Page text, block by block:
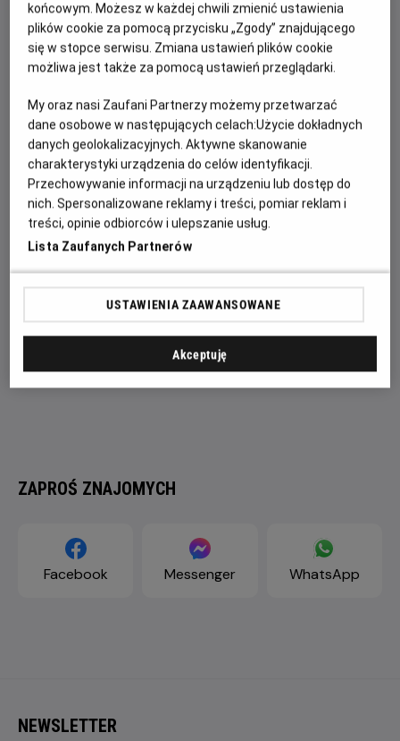
programie randkowym „The Dating Game”. Z braku innych
opcji decyduje się wziąć w nim udział. Jednym z trzech
uczestników programu jest przystojny Rodney Alcala,
którego ujmujący sposób bycia i inteligentne odpowiedzi
bardzo podobają się Cheryl. Dziewczyna jednak nie wie, że
atrakcyjny i pozornie łagodny mężczyzna jest tak
naprawdę psychopatycznym mordercą z obsesją na
punkcie młodych i naiwnych kobiet. Kiedy oboje spotykają
się studiu – Alcala jest właśnie u szczytu swojej krwawej
„kariery”.
ZAPROŚ ZNAJOMYCH
Facebook Messenger WhatsApp
NEWSLETTER
końcowym. Możesz w każdej chwili zmienić ustawienia
plików cookie za pomocą przycisku „Zgody” znajdującego
się w stopce serwisu. Zmiana ustawień plików cookie
możliwa jest także za pomocą ustawień przeglądarki.
My oraz nasi Zaufani Partnerzy możemy przetwarzać
dane osobowe w następujących celach:Użycie dokładnych
danych geolokalizacyjnych. Aktywne skanowanie
charakterystyki urządzenia do celów identyfikacji.
Przechowywanie informacji na urządzeniu lub dostęp do
nich. Spersonalizowane reklamy i treści, pomiar reklam i
treści, opinie odbiorców i ulepszanie usług.
Lista Zaufanych Partnerów
USTAWIENIA ZAAWANSOWANE
Akceptuję